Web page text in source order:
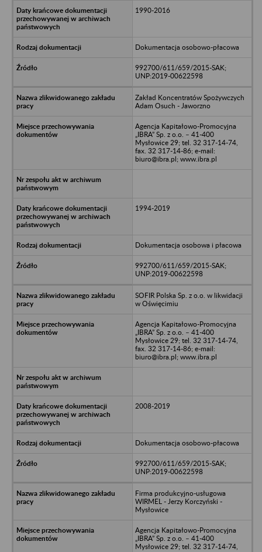
1990-2016
Dokumentacja osobowo-płacowa
992700/611/659/2015-SAK;
UNP:2019-00622598
Zakład Koncentratów Spożywczych
Adam Osuch - Jaworzno
Agencja Kapitałowo-Promocyjna
„IBRA” Sp. z o.o. – 41-400
Mysłowice 29; tel. 32 317-14-74,
fax. 32 317-14-86; e-mail:
biuro@ibra.pl; www.ibra.pl
1994-2019
Dokumentacja osobowa i płacowa
992700/611/659/2015-SAK;
UNP:2019-00622598
SOFIR Polska Sp. z o.o. w likwidacji
w Oświęcimiu
Agencja Kapitałowo-Promocyjna
„IBRA” Sp. z o.o. – 41-400
Mysłowice 29; tel. 32 317-14-74,
fax. 32 317-14-86; e-mail:
biuro@ibra.pl; www.ibra.pl
2008-2019
Dokumentacja osobowo-płacowa
992700/611/659/2015-SAK;
UNP:2019-00622598
Firma produkcyjno-usługowa
WIRMEL - Jerzy Korczyński -
Mysłowice
Agencja Kapitałowo-Promocyjna
„IBRA” Sp. z o.o. – 41-400
Mysłowice 29; tel. 32 317-14-74,